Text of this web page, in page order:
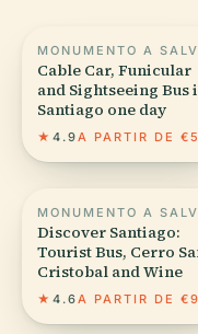
Cable Car, Funicular
and Sightseeing Bus
Santiago one day
★ 4.9A PARTIR DE
Discover Santiago:
Tourist Bus, Cerro
Cristobal and Wine
★ 4.6A PARTIR DE